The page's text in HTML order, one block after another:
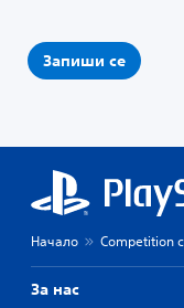
Запиши се
Начало Competition
За нас